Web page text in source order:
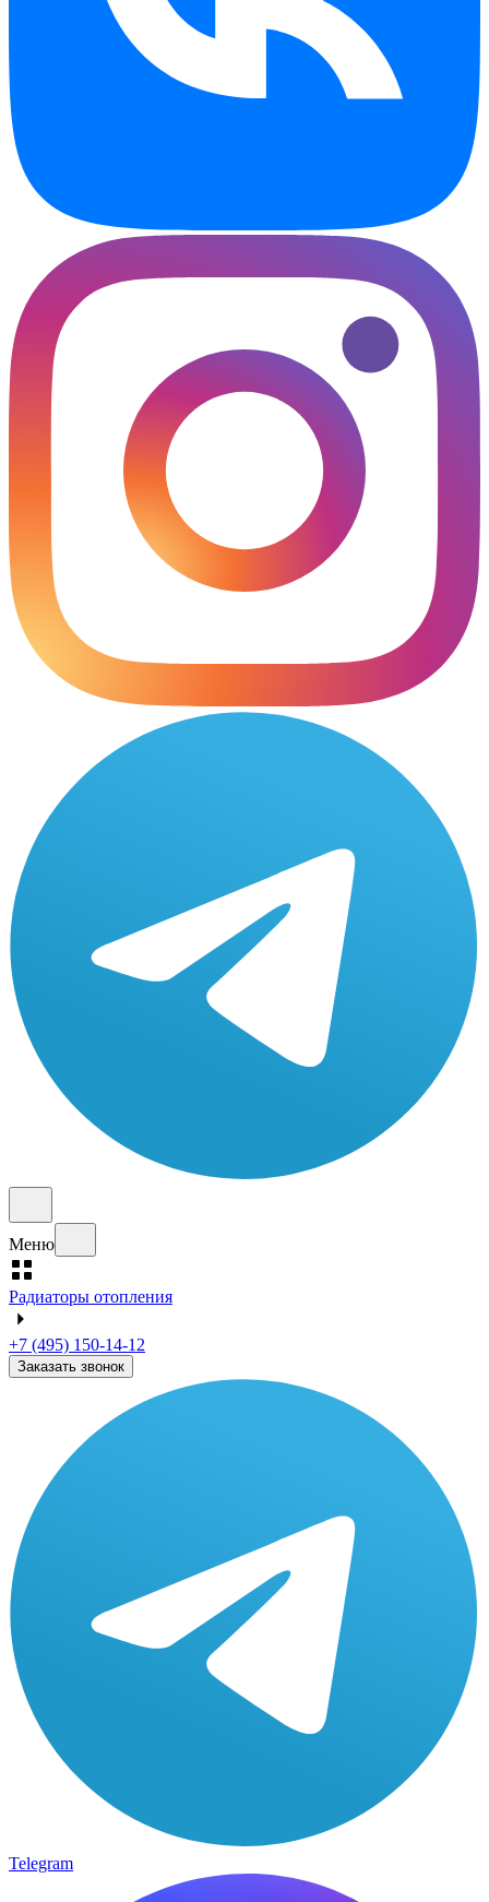
Меню
Радиаторы отопления
+7 (495) 150-14-12
Заказать звонок
Telegram